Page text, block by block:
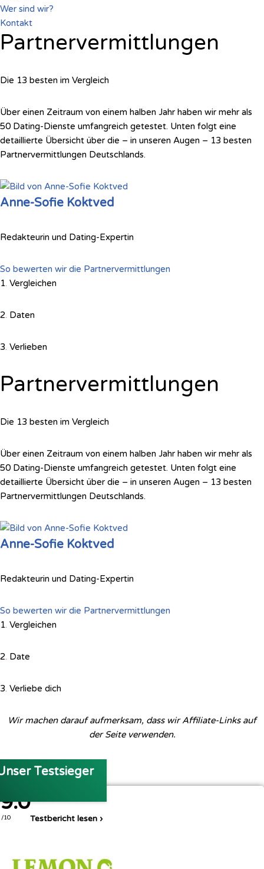
Wer sind wir?
Kontakt
Partnervermittlungen
Die 13 besten im Vergleich
Über einen Zeitraum von einem halben Jahr haben wir mehr als
50 Dating-Dienste umfangreich getestet. Unten folgt eine
detaillierte Übersicht über die – in unseren Augen – 13 besten
Partnervermittlungen Deutschlands.
Anne-Sofie Koktved
Redakteurin und Dating-Expertin
So bewerten wir die Partnervermittlungen
1. Vergleichen
2. Daten
3. Verlieben
Partnervermittlungen
Die 13 besten im Vergleich
Über einen Zeitraum von einem halben Jahr haben wir mehr als
50 Dating-Dienste umfangreich getestet. Unten folgt eine
detaillierte Übersicht über die – in unseren Augen – 13 besten
Partnervermittlungen Deutschlands.
Anne-Sofie Koktved
Redakteurin und Dating-Expertin
So bewerten wir die Partnervermittlungen
1. Vergleichen
2. Date
3. Verliebe dich
Wir machen darauf aufmerksam, dass wir Affiliate-Links auf
der Seite verwenden.
Testsieger
9.0
/10 Testbericht lesen ›